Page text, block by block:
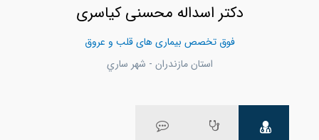
دکتر اسداله محسنی کیاسری
فوق تخصص بیماری های قلب و عروق
استان مازندران - شهر ساري